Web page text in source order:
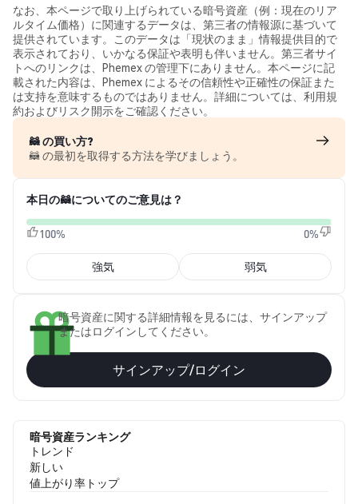
なお、本ページで取り上げられている暗号資産（例：現在のリア
ルタイム価格）に関連するデータは、第三者の情報源に基づいて
提供されています。このデータは「現状のまま」情報提供目的で
表示されており、いかなる保証や表明も伴いません。第三者サイ
トへのリンクは、Phemex の管理下にありません。本ページに記
載された内容は、Phemex によるその信頼性や正確性の保証また
は支持を意味するものではありません。詳細については、利用規
約およびリスク開示をご確認ください。
🦝 の買い方?
🦝 の最初を取得する方法を学びましょう。
本日の🦝についてのご意見は？
100% 0%
強気 弱気
暗号資産に関する詳細情報を見るには、サインアップ
またはログインしてください。
サインアップ/ログイン
暗号資産ランキング
トレンド
新しい
値上がり率トップ